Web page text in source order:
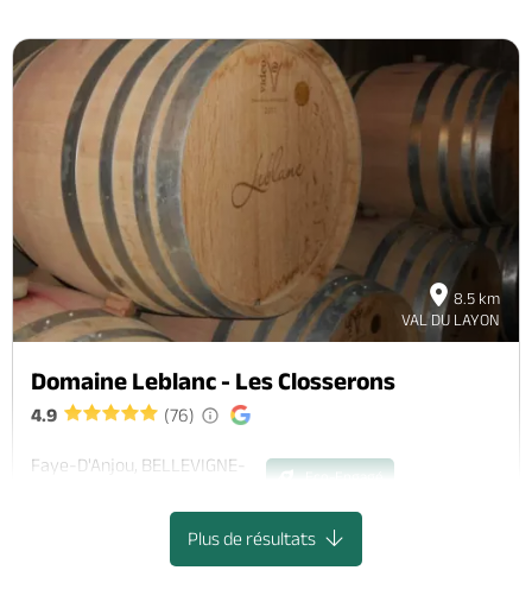
8.5 km
VAL DU LAYON
Domaine Leblanc - Les Closserons
4.9 (76)
Faye-D'Anjou, BELLEVIGNE-
Eco-Engagé
Plus de résultats